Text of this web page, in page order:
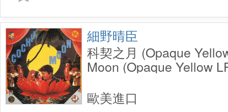
細野晴臣
科契之月 (Opaque
Moon (Opaque Yellow
歐美進口